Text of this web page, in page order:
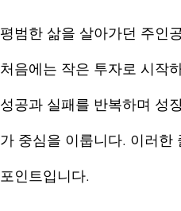
평범한 삶을 살아가던 주인
처음에는 작은 투자로 시작
성공과 실패를 반복하며 성
가 중심을 이룹니다. 이러한
포인트입니다.